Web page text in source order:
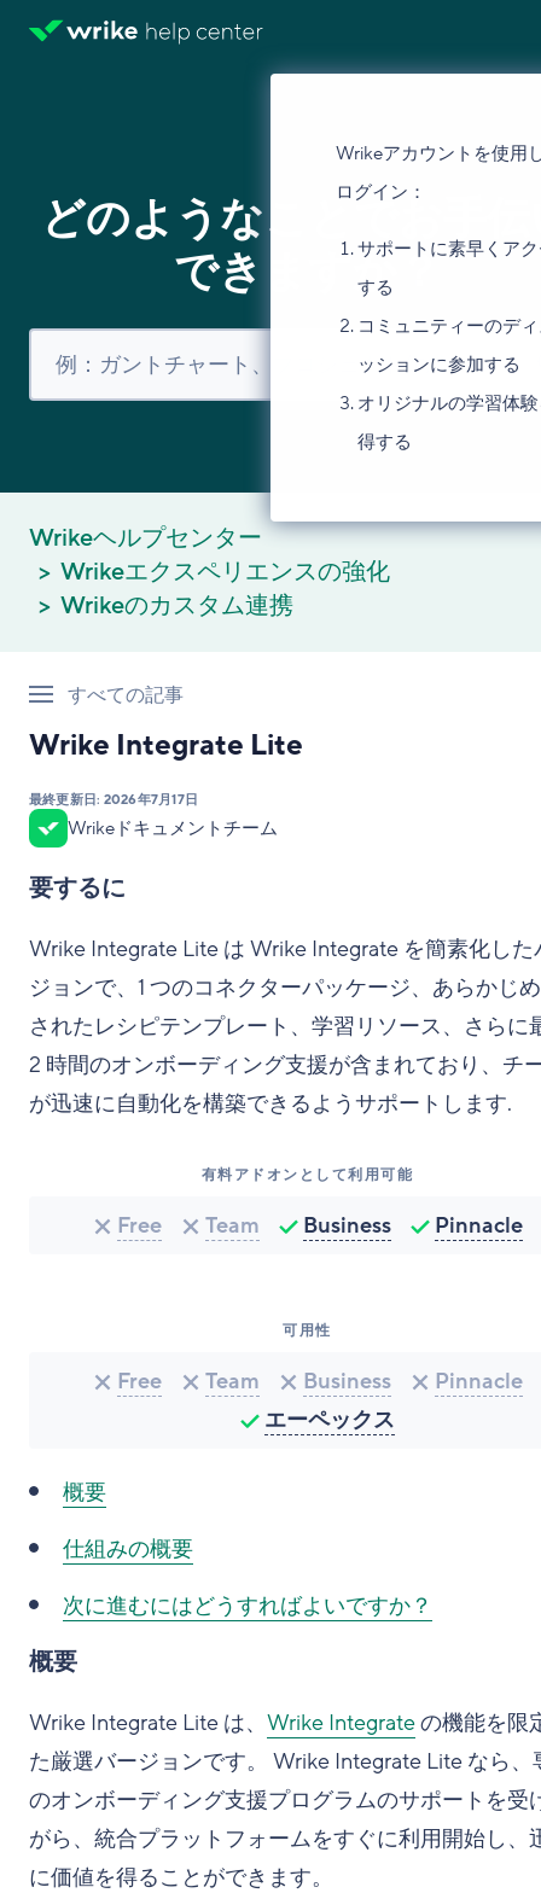
Wrikeアカウントを使用
ログイン：
サポートに素早くア
する
コミュニティーのデ
ッションに参加する
オリジナルの学習体
得する
どのようなことでお手
できますか？
Wrikeヘルプセンター
Wrikeエクスペリエンスの強化
Wrikeのカスタム連携
すべての記事
Wrike Integrate Lite
最終更新日: 2026年7月17日
Wrikeドキュメントチーム
要するに
Wrike Integrate Lite は Wrike Integrate を簡素化した
ジョンで、1 つのコネクターパッケージ、あらかじ
されたレシピテンプレート、学習リソース、さらに
2 時間のオンボーディング支援が含まれており、チ
が迅速に自動化を構築できるようサポートします.
有料アドオンとして利用可能
Free Team Business Pinnacle
可用性
Free Team Business
Pinnacle
エーペックス
概要
仕組みの概要
次に進むにはどうすればよいですか？
概要
Wrike Integrate Lite は、 Wrike Integrateの機能を限
た厳選バージョンです。 Wrike Integrate Lite なら、
のオンボーディング支援プログラムのサポートを受
がら、統合プラットフォームをすぐに利用開始し、
に価値を得ることができます。